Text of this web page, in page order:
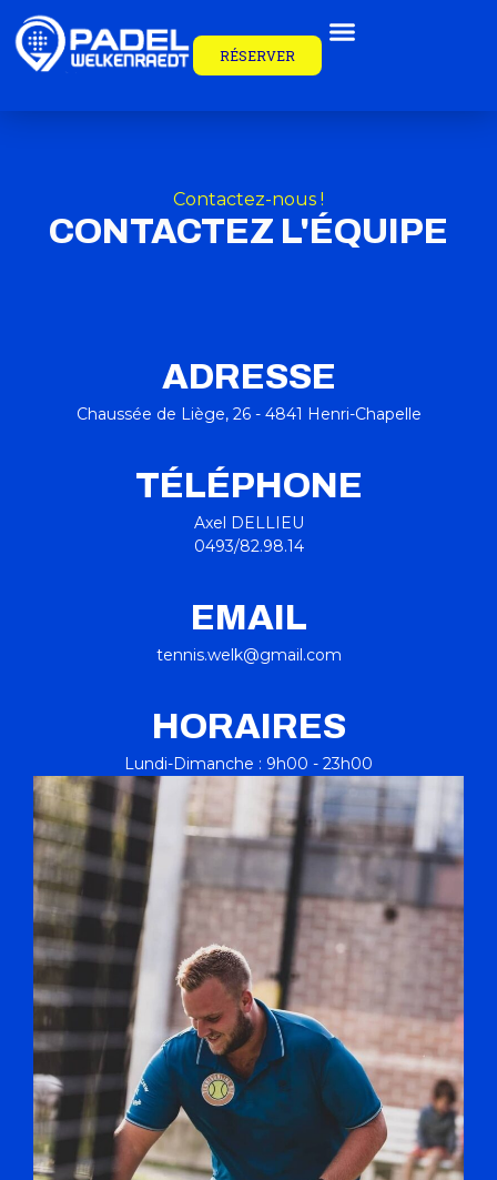
RÉSERVER
Contactez-nous !
CONTACTEZ L'ÉQUIPE
ADRESSE
Chaussée de Liège, 26 - 4841 Henri-Chapelle
TÉLÉPHONE
Axel DELLIEU
0493/82.98.14
EMAIL
tennis.welk@gmail.com
HORAIRES
Lundi-Dimanche : 9h00 - 23h00